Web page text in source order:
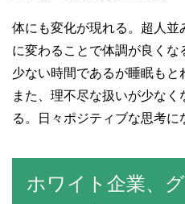
体にも変化が現れる。超人
に変わることで体調が良くな
少ない時間であるが睡眠もと
また、理不尽な扱いが少な
る。日々ポジティブな思考に
ホワイト企業、